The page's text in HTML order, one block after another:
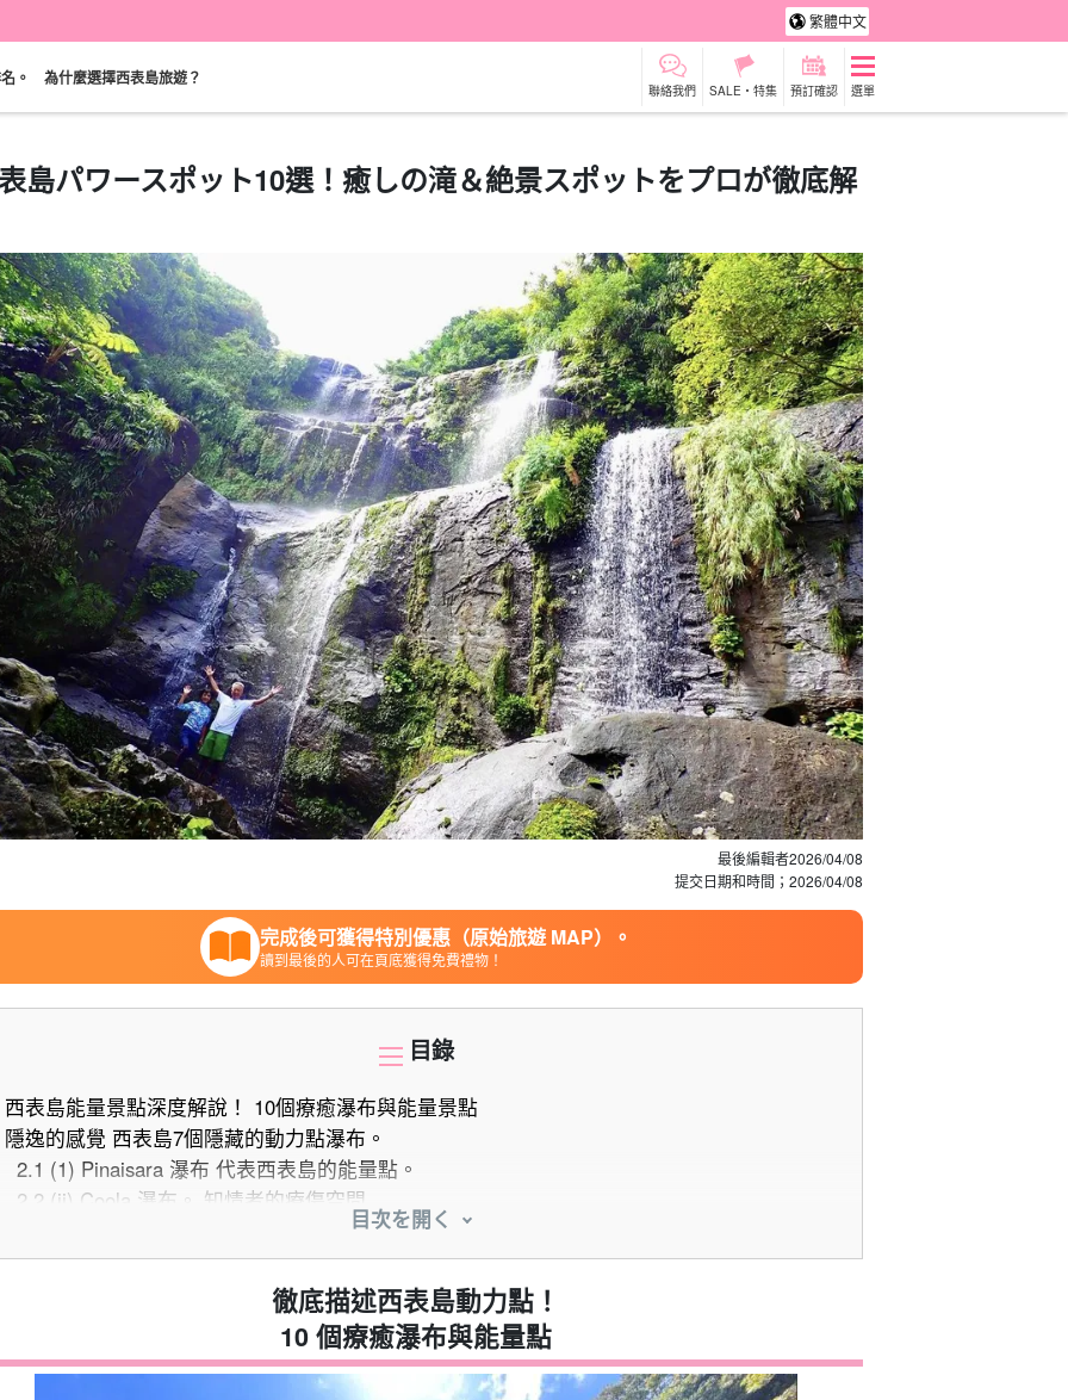
繁體中文
。 為什麼選擇西表島旅遊？
聯絡我們 SALE・特集 預訂確認 選單
島パワースポット10選！癒しの滝＆絶景スポットをプロが徹底解
最後編輯者2026/04/08
提交日期和時間； 2026/04/08
完成後可獲得特別優惠（原始旅遊 MAP）。
讀到最後的人可在頁底獲得免費禮物！
目錄
西表島能量景點深度解說！ 10個療癒瀑布與能量景點
隱逸的感覺 西表島7個隱藏的動力點瀑布。
2.1 (1) Pinaisara 瀑布 代表西表島的能量點。
2.2 (ii) Coola 瀑布。 知情者的療傷空間
(iii) Mariyudu 瀑布。 擁有一系列神聖瀑布的動力路線。
2.4(iv) Cambilée 瀑布。 Mariyudu 瀑布和可欣賞瀑布的地方。
5) 玉屯瀑布 感受戶外大自然的寧靜之地。
(6) Nala 瀑布。 穿越叢林遇到的奇妙景色
2.7(vii) 吉塔瀑布。 深受重遊者歡迎的小型電力景點。
目次を開く
徹底描述西表島動力點！
10 個療癒瀑布與能量點